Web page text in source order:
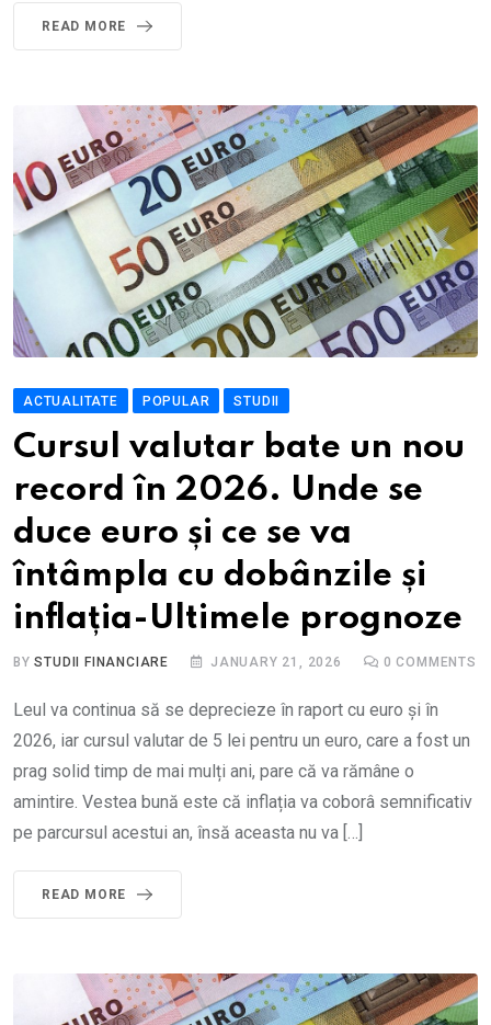
READ MORE
ACTUALITATE POPULAR STUDII
Cursul valutar bate un nou
record în 2026. Unde se
duce euro și ce se va
întâmpla cu dobânzile și
inflația-Ultimele prognoze
BYSTUDII FINANCIARE JANUARY 21, 2026 0 COMMENTS
Leul va continua să se deprecieze în raport cu euro și în
2026, iar cursul valutar de 5 lei pentru un euro, care a fost un
prag solid timp de mai mulți ani, pare că va rămâne o
amintire. Vestea bună este că inflația va coborâ semnificativ
pe parcursul acestui an, însă aceasta nu va […]
READ MORE